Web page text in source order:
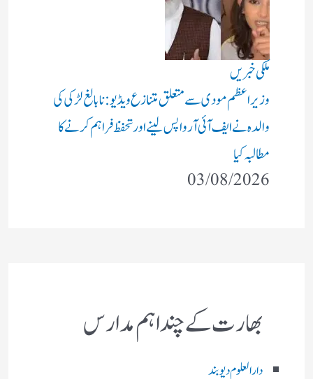
ملکی خبریں
وزیر اعظم مودی سے متعلق متنازع ویڈیو: نابالغ لڑکی کی
والدہ نے ایف آئی آر واپس لینے اور تحفظ فراہم کرنے کا
مطالبہ کیا
03/08/2026
بھارت کے چند اہم مدارس
دارالعلوم دیوبند